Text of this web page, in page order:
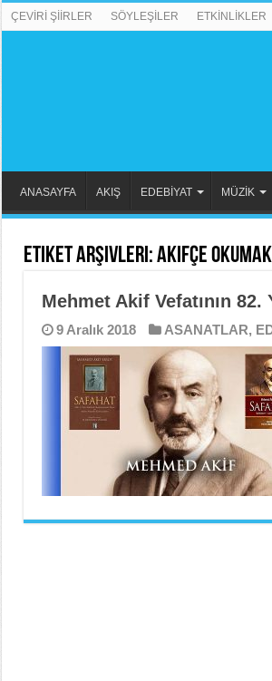
ÇEVİRİ ŞİİRLER SÖYLEŞİLER ETKİNLİKLER
ANASAYFA AKIŞ EDEBİYAT MÜZİK
Etiket Arşivleri:Akifçe Okumak
Mehmet Akif Vefatının 82.
9 Aralık 2018 ASANATLAR,